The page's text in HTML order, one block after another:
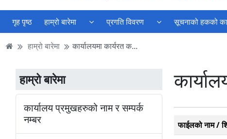
गृह पृष्ठ हाम्रो बारेमा प्रगति विवरण सूचनाको हकको
हाम्रो बारेमा कार्यालयमा कार्यरत क...
हाम्रो बारेमा
कार्यालय प्रमुखहरुको नाम र सम्पर्क
नम्बर
फाईलको नाम /